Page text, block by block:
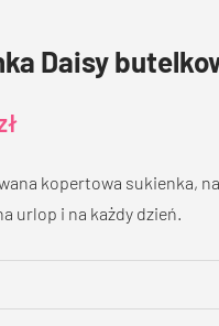
Daisy
kopertowa sukienka,
urlop i na każdy dzień.